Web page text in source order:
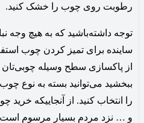
رطوبت روی چوب را خشک کنید.
توجه داشته‌باشید که به هیچ وجه
ساینده برای تمیز کردن چوب
از پاکسازی سطح وسیله چوبی‌تان
ببخشید می‌توانید بسته به نوع
را انتخاب کنید. از آنجاییکه
و … نزد مردم بسیار مرسوم است